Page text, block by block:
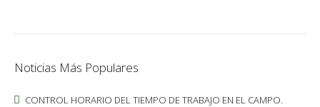
Noticias Más Populares
CONTROL HORARIO DEL TIEMPO DE TRABAJO EN EL CAMPO.